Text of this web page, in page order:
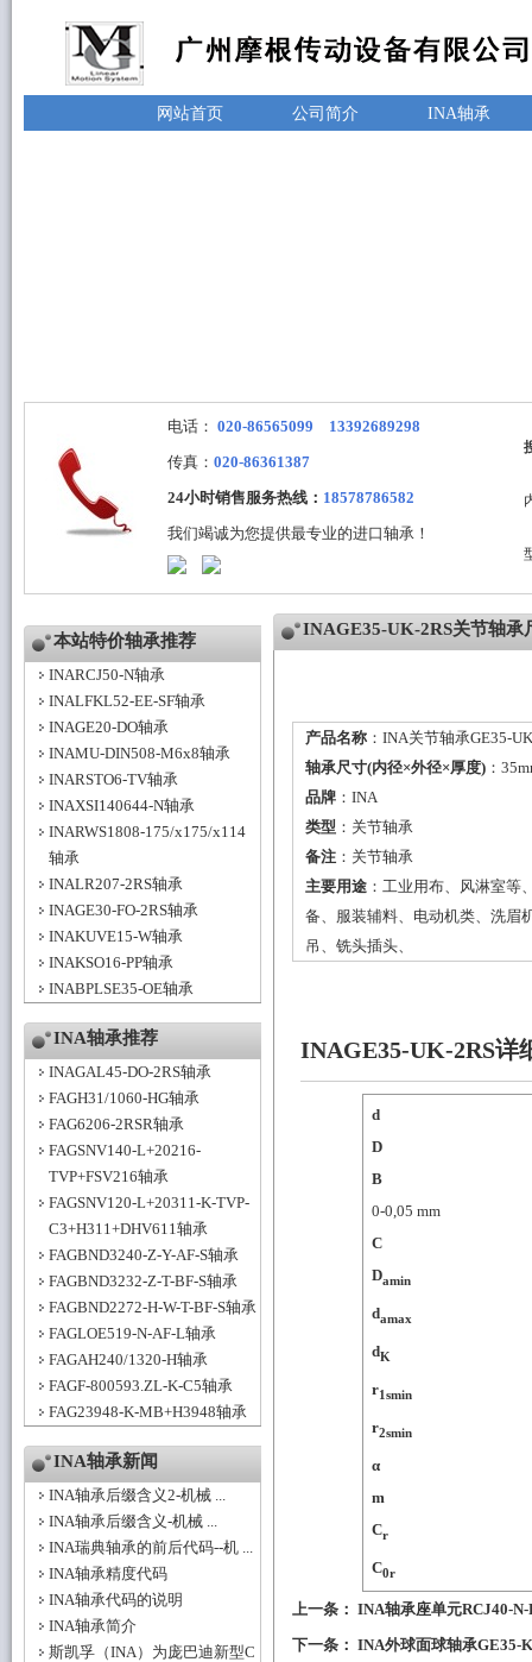
网站首页 公司简介 INA轴承
电话： 020-86565099 13392689298
传真： 020-86361387
24小时销售服务热线： 18578786582
我们竭诚为您提供最专业的进口轴承！
本站特价轴承推荐
INARCJ50-N轴承
INALFKL52-EE-SF轴承
INAGE20-DO轴承
INAMU-DIN508-M6x8轴承
INARSTO6-TV轴承
INAXSI140644-N轴承
INARWS1808-175/x175/x114
轴承
INALR207-2RS轴承
INAGE30-FO-2RS轴承
INAKUVE15-W轴承
INAKSO16-PP轴承
INABPLSE35-OE轴承
INA轴承推荐
INAGAL45-DO-2RS轴承
FAGH31/1060-HG轴承
FAG6206-2RSR轴承
FAGSNV140-L+20216-
TVP+FSV216轴承
FAGSNV120-L+20311-K-TVP-
C3+H311+DHV611轴承
FAGBND3240-Z-Y-AF-S轴承
FAGBND3232-Z-T-BF-S轴承
FAGBND2272-H-W-T-BF-S轴承
FAGLOE519-N-AF-L轴承
FAGAH240/1320-H轴承
FAGF-800593.ZL-K-C5轴承
FAG23948-K-MB+H3948轴承
INA轴承新闻
INA轴承后缀含义2-机械 ...
INA轴承后缀含义-机械 ...
INA瑞典轴承的前后代码--机 ...
INA轴承精度代码
INA轴承代码的说明
INA轴承简介
斯凯孚（INA）为庞巴迪新型C
INAGE35-UK-2RS关节轴承
产品名称 ：INA关节轴承GE35-
轴承尺寸(内径×外径×厚度) ：
品牌 ： INA
类型 ： 关节轴承
备注 ：关节轴承
主要用途 ：工业用布、风淋室等
备、服装辅料、电动机类、洗眉
吊、铣头插头、
INAGE35-UK-2RS详
d
D
B
0-0,05 mm
C
Damin
damax
dK
r1smin
r2smin
α
m
Cr
C0r
上一条： INA轴承座单元RCJ40-
下一条： INA外球面球轴承GE35-